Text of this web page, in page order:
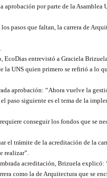
aprobación por parte de la Asamblea
pasos que faltan, la carrera de
EcoDias entrevistó a Graciela
la UNS quien primero se refirió a lo
aprobación: “Ahora vuelve la
paso siguiente es el tema de la
conseguir los fondos que se
el trámite de la acreditación de la
realizar”.
acreditación, Brizuela explicó:
como la de Arquitectura que se